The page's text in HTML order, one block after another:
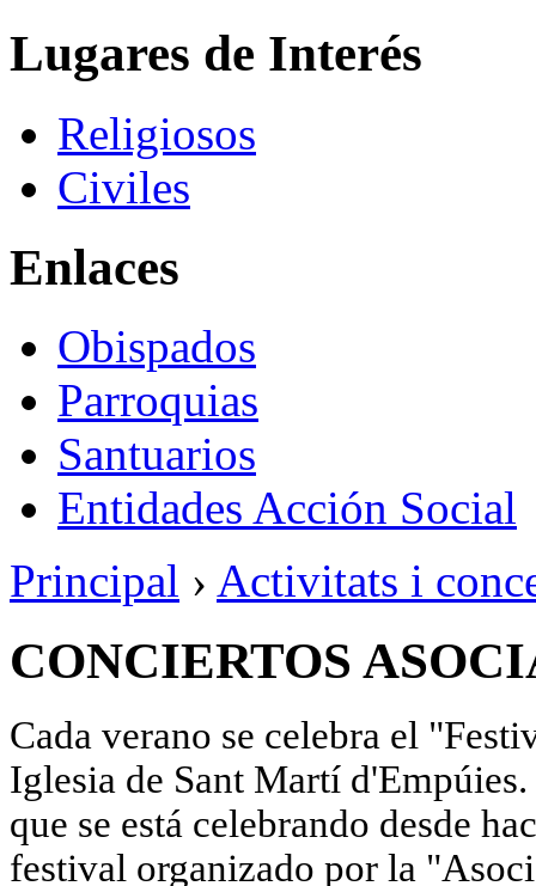
Lugares de Interés
Religiosos
Civiles
Enlaces
Obispados
Parroquias
Santuarios
Entidades Acción Social
Principal › Activitats i
CONCIERTOS
Cada verano se celebra el
Iglesia de Sant Martí
que se está celebrando desde
festival organizado por la